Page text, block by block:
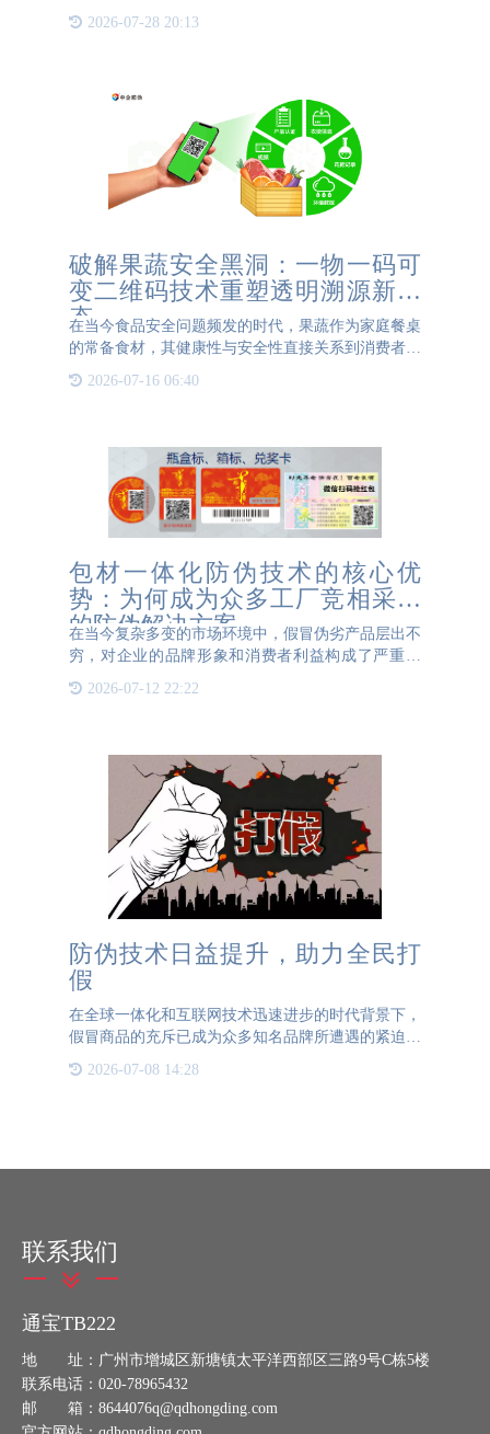
营销，已成为乳制品企业关心的核心问题。而乳品一
物一码防伪溯源技术的实施，为整个乳制品行业带来
2026-07-28 20:13
破解果蔬安全黑洞：一物一码可
变二维码技术重塑透明溯源新生
态
在当今食品安全问题频发的时代，果蔬作为家庭餐桌
的常备食材，其健康性与安全性直接关系到消费者的
健康福祉。然而，传统溯源方式往往存在信息不透
明、更新滞后等痛点——消费者无法确知果蔬从种植
2026-07-16 06:40
包材一体化防伪技术的核心优
势：为何成为众多工厂竞相采纳
的防伪解决方案
在当今复杂多变的市场环境中，假冒伪劣产品层出不
穷，对企业的品牌形象和消费者利益构成了严重威
运而生，并迅速成为众多工厂竞相采纳的防伪解决方
2026-07-12 22:22
防伪技术日益提升，助力全民打
假
在全球一体化和互联网技术迅速进步的时代背景下，
假冒商品的充斥已成为众多知名品牌所遭遇的紧迫问
键的是，它们对品牌的名誉造成了深深的伤害，并剥
2026-07-08 14:28
联系我们
通宝TB222
地 址：广州市增城区新塘镇太平洋西部区三路9号C栋5楼
联系电话：020-78965432
邮 箱：8644076q@qdhongding.com